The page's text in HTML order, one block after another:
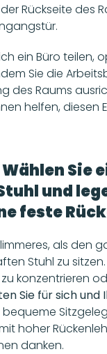
Rückseite des
ein Büro teilen,
Sie die
des Raums
helfen, diesen
Sie
und
feste
als den
Stuhl zu
konzentrieren
Sie für sich
hoher
danken.